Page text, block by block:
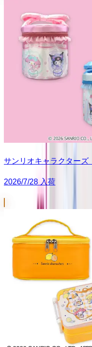
サンリオキャラクター
2026/7/28 入荷